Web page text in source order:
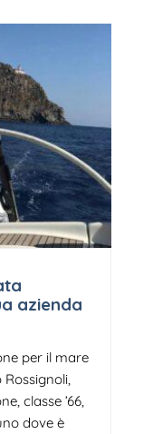
azienda
per il mare
Rossignoli,
classe ’66,
dove è